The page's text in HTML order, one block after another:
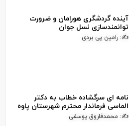
آینده گردشگری هورامان و ضرورت
توانمندسازی نسل جوان
✍: رامین پی بردی
نامه ای سرگشاده خطاب به دکتر
الماسی فرماندار محترم شهرستان پاوه
✍: محمدفاروق یوسفی